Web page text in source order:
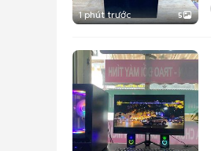
1 phút trước 5